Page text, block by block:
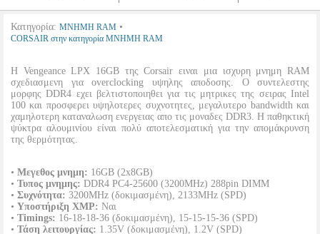
Κατηγορία: ΜΝΗΜΗ RAM •
CORSAIR στην κατηγορία ΜΝΗΜΗ RAM
Η Vengeance LPX 16GB της Corsair ειναι μια ισχυρη μνημη RAM
σχεδιασμενη για overclocking υψηλης αποδοσης. Ο συντελεστης
μορφης DDR4 εχει βελτιστοποιηθει για τις μητρικες της σειρας Intel
100 και προσφερει υψηλοτερες συχνοτητες, μεγαλυτερο bandwidth και
χαμηλοτερη καταναλωση ενεργειας απο τις μοναδες DDR3. Η παθηκτική
ψύκτρα αλουμινίου είναι πολύ αποτελεσματική για την απομάκρυνση
της θερμότητας.
• Μεγεθος μνημη: 16GB (2x8GB)
• Τυπος μνημης: DDR4 PC4-25600 (3200MHz) 288pin DIMM
• Συχνότητα: 3200MHz (δοκιμασμένη), 2133MHz (SPD)
• Υποστήριξη XMP: Nαι
• Timings: 16-18-18-36 (δοκιμασμένη), 15-15-15-36 (SPD)
• Τάση λειτουργίας: 1.35V (δοκιμασμένη), 1.2V (SPD)